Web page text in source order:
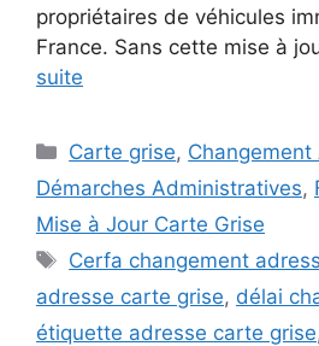
propriétaires de véhicules
France. Sans cette mise à
suite
Catégories
Carte grise, Changement
Démarches Administratives,
Mise à Jour Carte Grise
Étiquettes
Cerfa changement
adresse carte grise, délai
étiquette adresse carte grise